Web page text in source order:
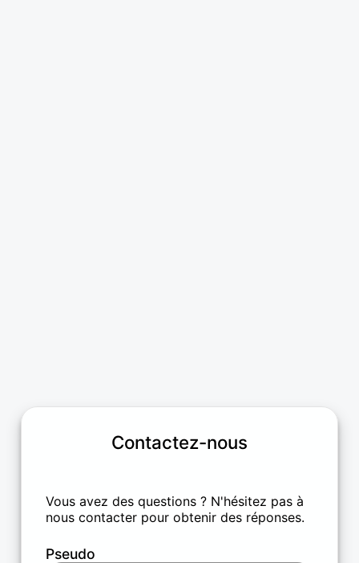
Contactez-nous
Vous avez des questions ? N'hésitez pas à
nous contacter pour obtenir des réponses.
Pseudo